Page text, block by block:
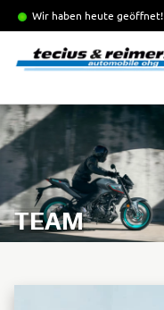
Wir haben heute geöffnet!
TEAM